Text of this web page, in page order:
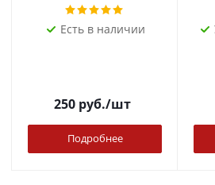
Есть в наличии
250руб./шт
Подробнее